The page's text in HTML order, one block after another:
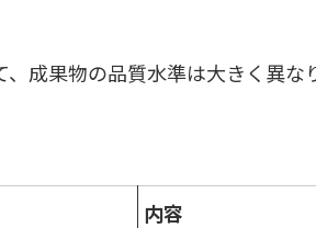
、成果物の品質水準は大きく異
内容